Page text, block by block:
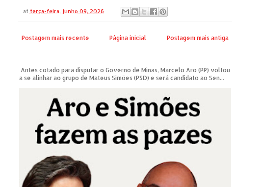
at terça-feira, junho 09, 2026
Postagem mais recente Postagem mais antiga
Página inicial
Antes cotado para disputar o Governo de Minas, Marcelo Aro (PP) voltou
a se alinhar ao grupo de Mateus Simões (PSD) e será candidato ao Sen...